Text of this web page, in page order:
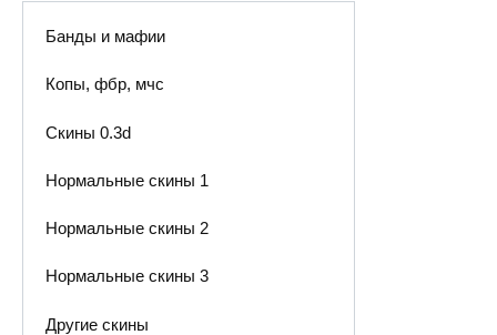
Банды и мафии
Копы, фбр, мчс
Скины 0.3d
Нормальные скины 1
Нормальные скины 2
Нормальные скины 3
Другие скины